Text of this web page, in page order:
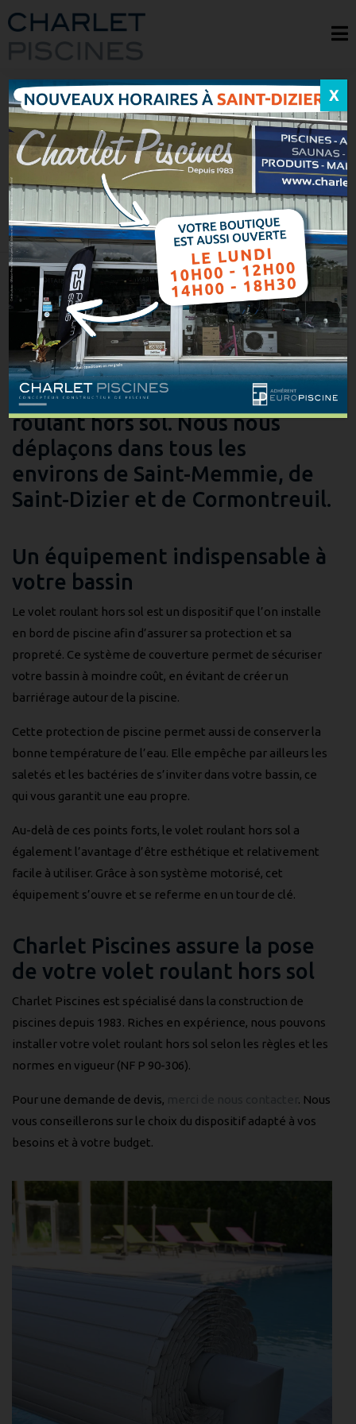
DES EXPERTS EN
VOLETS ROULANTS
HORS SOL EN
CHAMPAGNE
Accueil> Nos savoir-faire > Sécurité >Volet roulant hors sol
Depuis 38 ans, Charlet Piscines
propose ses services dans
l’installation d’équipements de
piscine, tels que le volet
roulant hors sol. Nous nous
déplaçons dans tous les
environs de Saint-Memmie, de
Saint-Dizier et de Cormontreuil.
Un équipement indispensable à
votre bassin
Le volet roulant hors sol est un dispositif que l’on installe
en bord de piscine afin d’assurer sa protection et sa
propreté. Ce système de couverture permet de sécuriser
votre bassin à moindre coût, en évitant de créer un
barriérage autour de la piscine.
Cette protection de piscine permet aussi de conserver la
bonne température de l’eau. Elle empêche par ailleurs les
saletés et les bactéries de s’inviter dans votre bassin, ce
qui vous garantit une eau propre.
Au-delà de ces points forts, le volet roulant hors sol a
également l’avantage d’être esthétique et relativement
facile à utiliser. Grâce à son système motorisé, cet
équipement s’ouvre et se referme en un tour de clé.
Charlet Piscines assure la pose
de votre volet roulant hors sol
Charlet Piscines est spécialisé dans la construction de
piscines depuis 1983. Riches en expérience, nous pouvons
installer votre volet roulant hors sol selon les règles et les
normes en vigueur (NF P 90-306).
Pour une demande de devis,
. Nous
vous conseillerons sur le choix du dispositif adapté à vos
besoins et à votre budget.
X